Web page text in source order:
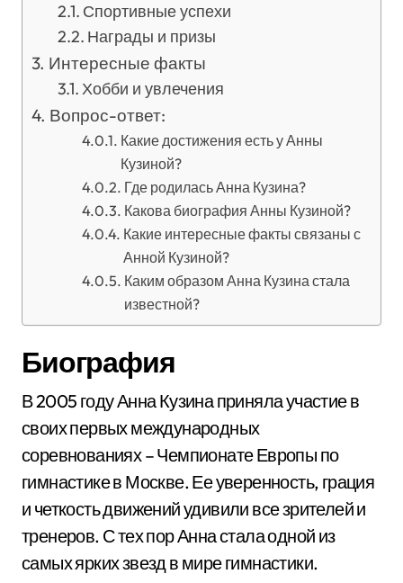
Спортивные успехи
Награды и призы
Интересные факты
Хобби и увлечения
Вопрос-ответ:
Какие достижения есть у Анны
Кузиной?
Где родилась Анна Кузина?
Какова биография Анны Кузиной?
Какие интересные факты связаны с
Анной Кузиной?
Каким образом Анна Кузина стала
известной?
Биография
В 2005 году Анна Кузина приняла участие в
своих первых международных
соревнованиях – Чемпионате Европы по
гимнастике в Москве. Ее уверенность, грация
и четкость движений удивили все зрителей и
тренеров. С тех пор Анна стала одной из
самых ярких звезд в мире гимнастики.